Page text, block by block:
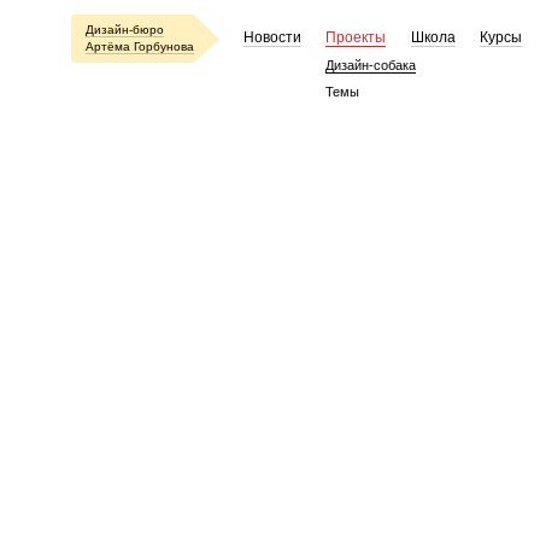
Дизайн-бюро
Артёма Горбунова
Новости Проекты
Дизайн-собака
Темы
Школа Курсы